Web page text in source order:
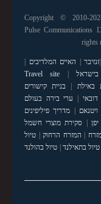
Copyright © 2010-
Pulse Communications
rights
|זנזיבר | האיים המלדיבים |
בישראל |
Travel site
באילת | בניית קישורים
| ערי בירה בעולם
| מדריך פיליפינים
| סקירת מוצרי חשמל
| המזרח הרחוק| טיול
טיול בתאילנד| טיול בהולנד